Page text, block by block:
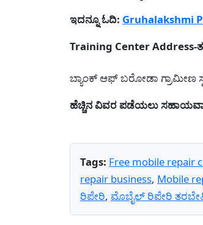
ಇದನ್ನೂ ಓದಿ: Gruhalakshmi
Training Center Address-
ಬ್ಯಾಂಕ್ ಆಫ್ ಬರೋಡಾ ಗ್ರಾಮೀಣ
ಹೆಚ್ಚಿನ ವಿವರ ಪಡೆಯಲು
Tags: Free mobile repair
repair business, Mobile
ರಿಪೇರಿ, ಮೊಬೈಲ್ ರಿಪೇರಿ